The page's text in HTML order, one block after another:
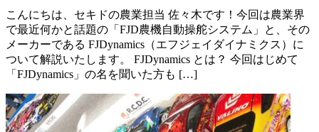
こんにちは、セキドの農業担当 佐々木です！今回は農業界
で最近何かと話題の「FJD農機自動操舵システム」と、その
メーカーである FJDynamics（エフジェイダイナミクス）に
ついて解説いたします。 FJDynamics とは？ 今回はじめて
「FJDynamics」の名を聞いた方も […]